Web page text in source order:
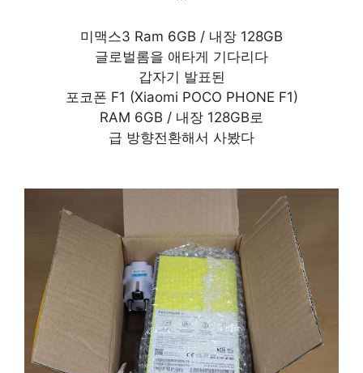
미맥스3 Ram 6GB / 내장 128GB
글로벌롬을 애타게 기다리다
갑자기 발표된
포코폰 F1 (Xiaomi POCO PHONE F1)
RAM 6GB / 내장 128GB로
급 방향전환해서 사봤다